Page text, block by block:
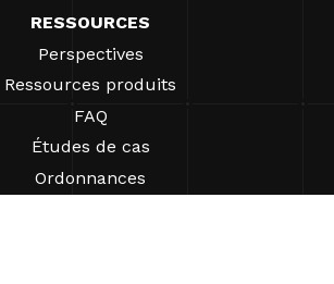
RESSOURCES
Perspectives
Ressources produits
FAQ
Études de cas
Ordonnances